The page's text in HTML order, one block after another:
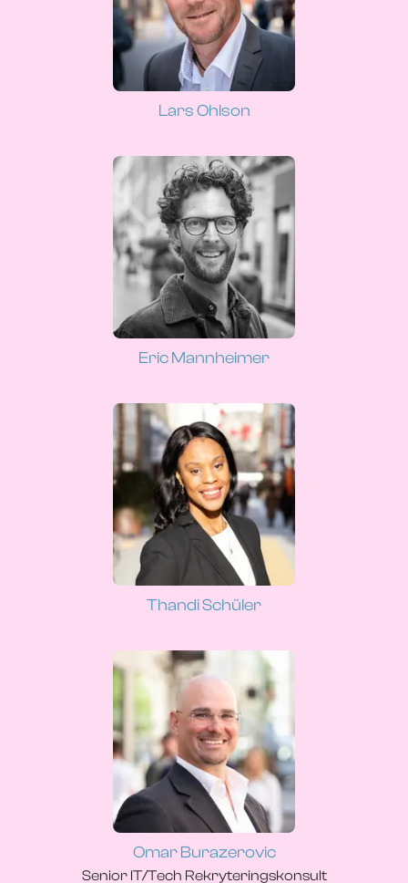
Lars Ohlson
Eric Mannheimer
Thandi Schüler
Omar Burazerovic
Senior IT/Tech Rekryteringskonsult